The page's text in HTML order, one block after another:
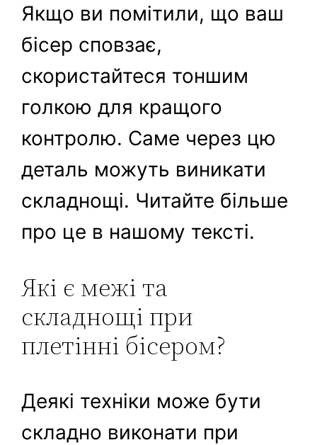
Якщо ви помітили, що ваш
бісер сповзає,
скористайтеся тоншим
голкою для кращого
контролю. Саме через цю
деталь можуть виникати
складнощі. Читайте більше
про це в нашому тексті.
Які є межі та
складнощі при
плетінні бісером?
Деякі техніки може бути
складно виконати при